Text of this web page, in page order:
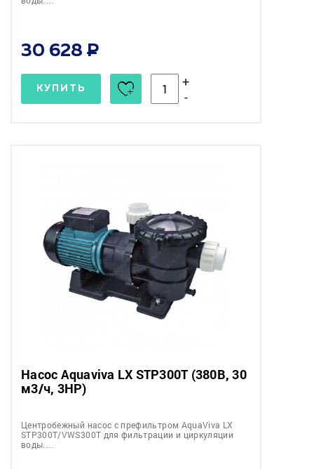
30 628
КУПИТЬ
+
-
Насос Aquaviva LX STP300T (380В, 30
м3/ч, 3HP)
Центробежный насос с префильтром AquaViva LX
STP300T/VWS300T для фильтрации и циркуляции
воды.…